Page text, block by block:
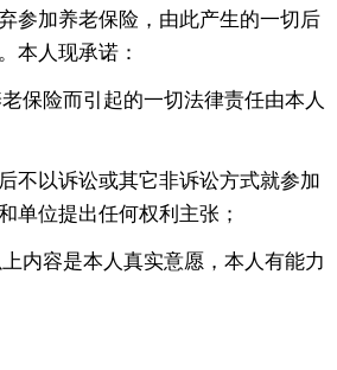
参加养老保险，由此产生的一切后
本人现承诺：
保险而引起的一切法律责任由本人
不以诉讼或其它非诉讼方式就参加
单位提出任何权利主张；
内容是本人真实意愿，本人有能力